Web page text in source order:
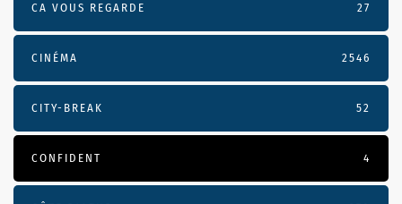
CA VOUS REGARDE 27
CINÉMA 2546
CITY-BREAK 52
CONFIDENT 4